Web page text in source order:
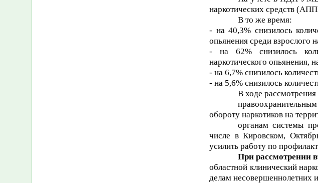
наркотических средств
В то же время:
- на 40,3% снизилось
опьянения среди взрослого
- на 62% снизилось
наркотического опьянения,
- на 6,7% снизилось
- на 5,6% снизилось
В ходе рассмотрения
обороту наркотиков на
органам системы
числе в Кировском,
усилить работу по
При рассмотрении
областной клинический
делам несовершеннолетних